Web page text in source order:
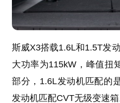
斯威X3搭载1.6L和1.5T发
大功率为115kW，峰值扭
部分，1.6L发动机匹配的
发动机匹配CVT无级变速箱